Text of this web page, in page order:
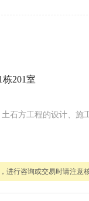
201室
石方工程的设计、
行咨询或交易时请注意